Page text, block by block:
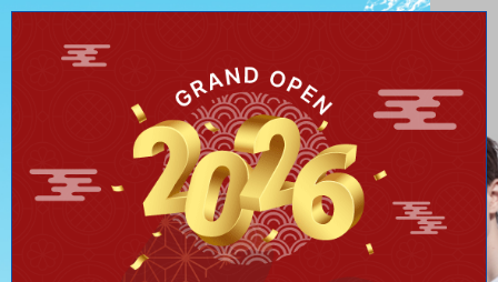
신제품 스파클링 라인 출신